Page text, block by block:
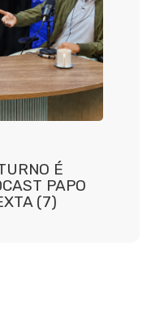
É
PAPO
(7)